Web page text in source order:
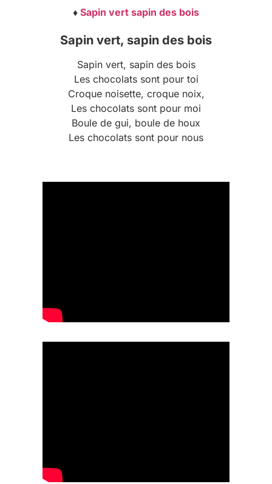
♦ Sapin vert sapin des bois
Sapin vert, sapin des bois
Sapin vert, sapin des bois
Les chocolats sont pour toi
Croque noisette, croque noix,
Les chocolats sont pour moi
Boule de gui, boule de houx
Les chocolats sont pour nous